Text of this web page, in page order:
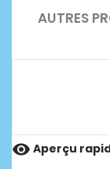
AUTRES
 Aperçu